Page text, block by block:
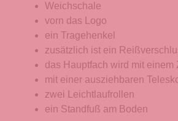
Weichschale
vorn das Logo
ein Tragehenkel
zusätzlich ist ein
das Hauptfach wird mit
mit einer ausziehbaren
zwei Leichtlaufrollen
ein Standfuß am Boden